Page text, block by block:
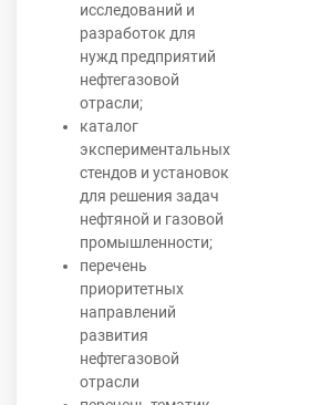
исследований и
разработок для
нужд предприятий
нефтегазовой
отрасли;
каталог
экспериментальных
стендов и установок
для решения задач
нефтяной и газовой
промышленности;
перечень
приоритетных
направлений
развития
нефтегазовой
отрасли